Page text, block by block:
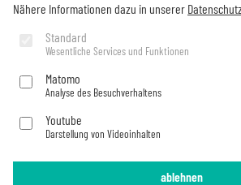
Sie möchten rund um Becker immer auf dem
Jetzt abonnieren
Impressum Datenschutz
Nähere Informationen dazu in unserer
Standard
Wesentliche Services und Funktionen
Matomo
Analyse des Besuchverhaltens
Youtube
Darstellung von Videoinhalten
ablehnen